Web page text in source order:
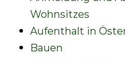
Wohnsitzes
Aufenthalt in
Bauen